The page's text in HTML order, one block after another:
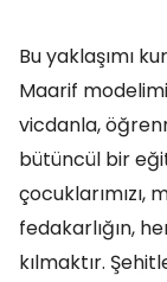
Bu yaklaşımı
Maarif
vicdanla,
bütüncül bir
çocuklarımızı,
fedakarlığın,
kılmaktır.